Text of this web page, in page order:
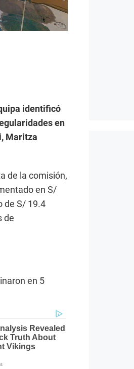
identificó
en
Maritza
de la comisión,
en S/
de S/ 19.4
de
en 5